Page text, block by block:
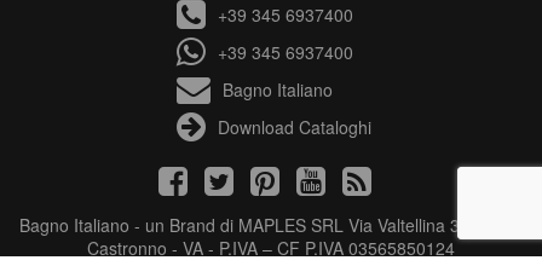
+39 345 6937400
+39 345 6937400
Bagno Italiano
Download Cataloghi
Bagno Italiano - un Brand di MAPLES SRL Via Valtellina 3 - 21040
Castronno - VA - P.IVA – CF P.IVA 03565850124